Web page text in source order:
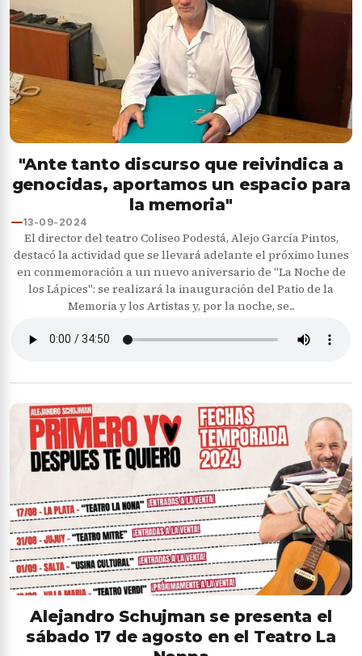
"Ante tanto discurso que reivindica a
genocidas, aportamos un espacio para
la memoria"
13-09-2024
El director del teatro Coliseo Podestá, Alejo García Pintos,
destacó la actividad que se llevará adelante el próximo lunes
en conmemoración a un nuevo aniversario de "La Noche de
los Lápices": se realizará la inauguración del Patio de la
Memoria y los Artistas y, por la noche, se...
Alejandro Schujman se presenta el
sábado 17 de agosto en el Teatro La